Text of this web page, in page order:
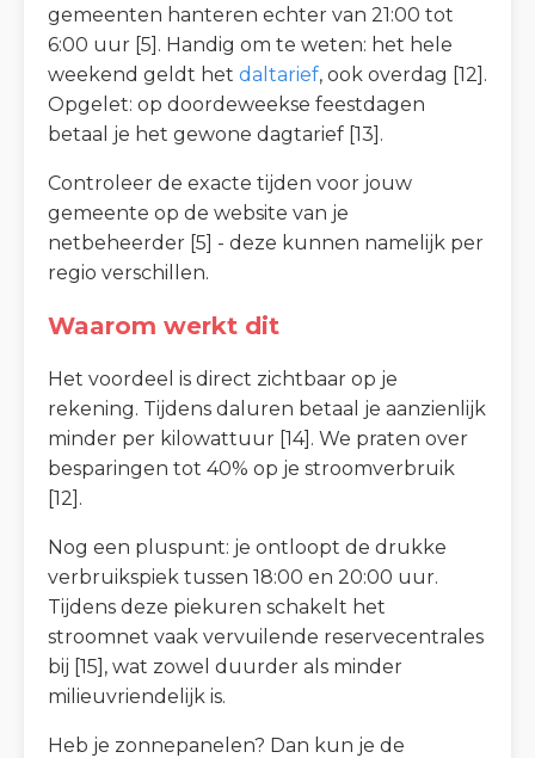
gemeenten hanteren echter van 21:00 tot
6:00 uur [5]. Handig om te weten: het hele
weekend geldt het daltarief, ook overdag [12].
Opgelet: op doordeweekse feestdagen
betaal je het gewone dagtarief [13].
Controleer de exacte tijden voor jouw
gemeente op de website van je
netbeheerder [5] - deze kunnen namelijk per
regio verschillen.
Waarom werkt dit
Het voordeel is direct zichtbaar op je
rekening. Tijdens daluren betaal je aanzienlijk
minder per kilowattuur [14]. We praten over
besparingen tot 40% op je stroomverbruik
[12].
Nog een pluspunt: je ontloopt de drukke
verbruikspiek tussen 18:00 en 20:00 uur.
Tijdens deze piekuren schakelt het
stroomnet vaak vervuilende reservecentrales
bij [15], wat zowel duurder als minder
milieuvriendelijk is.
Heb je zonnepanelen? Dan kun je de